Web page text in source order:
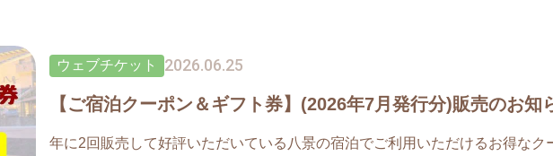
ウェブチケット 2026.06.25
【ご宿泊クーポン＆ギフト券】(2026年7月発行分)販売のお知
年に2回販売して好評いただいている八景の宿泊でご利用いただけるお得なク